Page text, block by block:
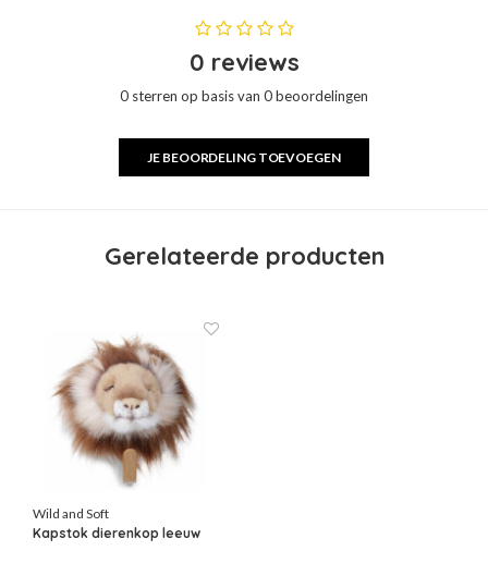
0 reviews
0 sterren op basis van 0 beoordelingen
JE BEOORDELING TOEVOEGEN
Gerelateerde producten
Wild and Soft
Kapstok dierenkop leeuw